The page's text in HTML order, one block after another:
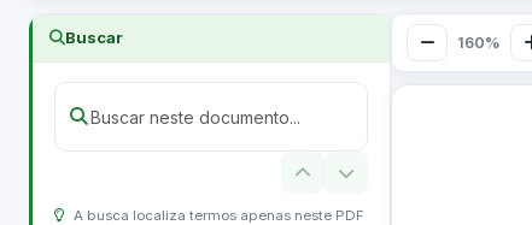
Buscar
A busca localiza termos apenas neste PDF
160%